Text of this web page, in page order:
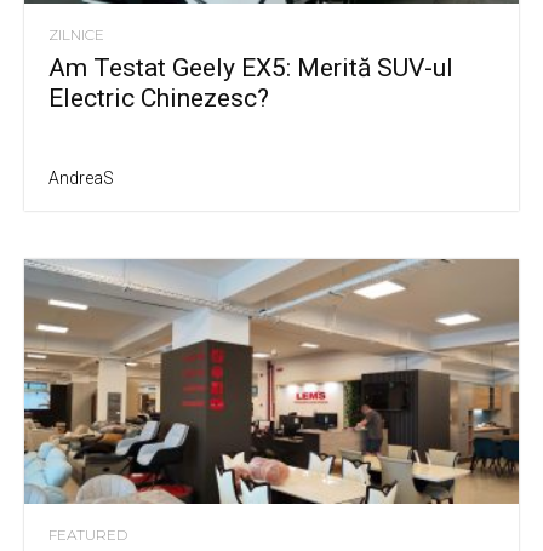
ZILNICE
Am Testat Geely EX5: Merită SUV-ul
Electric Chinezesc?
AndreaS
FEATURED